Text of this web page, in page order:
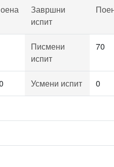
Завршни
испит
Писмени
испит
70
Усмени испит 0